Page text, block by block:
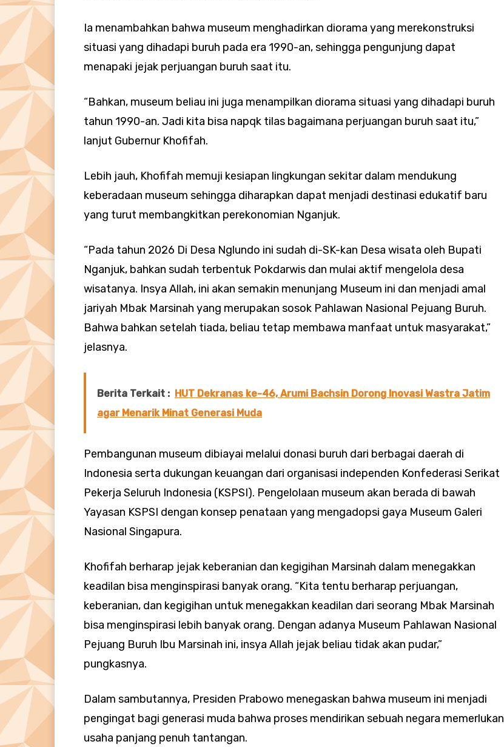
Ia menambahkan bahwa museum menghadirkan diorama yang merekonstruksi
situasi yang dihadapi buruh pada era 1990-an, sehingga pengunjung dapat
menapaki jejak perjuangan buruh saat itu.
“Bahkan, museum beliau ini juga menampilkan diorama situasi yang dihadapi buruh
tahun 1990-an. Jadi kita bisa napqk tilas bagaimana perjuangan buruh saat itu,”
lanjut Gubernur Khofifah.
Lebih jauh, Khofifah memuji kesiapan lingkungan sekitar dalam mendukung
keberadaan museum sehingga diharapkan dapat menjadi destinasi edukatif baru
yang turut membangkitkan perekonomian Nganjuk.
“Pada tahun 2026 Di Desa Nglundo ini sudah di-SK-kan Desa wisata oleh Bupati
Nganjuk, bahkan sudah terbentuk Pokdarwis dan mulai aktif mengelola desa
wisatanya. Insya Allah, ini akan semakin menunjang Museum ini dan menjadi amal
jariyah Mbak Marsinah yang merupakan sosok Pahlawan Nasional Pejuang Buruh.
Bahwa bahkan setelah tiada, beliau tetap membawa manfaat untuk masyarakat,”
jelasnya.
Berita Terkait : HUT Dekranas ke-46, Arumi Bachsin Dorong Inovasi Wastra Jatim
agar Menarik Minat Generasi Muda
Pembangunan museum dibiayai melalui donasi buruh dari berbagai daerah di
Indonesia serta dukungan keuangan dari organisasi independen Konfederasi Serikat
Pekerja Seluruh Indonesia (KSPSI). Pengelolaan museum akan berada di bawah
Yayasan KSPSI dengan konsep penataan yang mengadopsi gaya Museum Galeri
Nasional Singapura.
Khofifah berharap jejak keberanian dan kegigihan Marsinah dalam menegakkan
keadilan bisa menginspirasi banyak orang. “Kita tentu berharap perjuangan,
keberanian, dan kegigihan untuk menegakkan keadilan dari seorang Mbak Marsinah
bisa menginspirasi lebih banyak orang. Dengan adanya Museum Pahlawan Nasional
Pejuang Buruh Ibu Marsinah ini, insya Allah jejak beliau tidak akan pudar,”
pungkasnya.
Dalam sambutannya, Presiden Prabowo menegaskan bahwa museum ini menjadi
pengingat bagi generasi muda bahwa proses mendirikan sebuah negara memerlukan
usaha panjang penuh tantangan.